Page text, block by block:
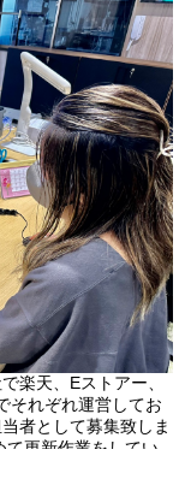
スが事前に流れま
さんへの引渡し）等
関わる接客に近いお
、特別な日のご注文
です。管理画面での
本的にありませんが
ます。
長く働ける環境で
的でオシャレな雰
フィスコンビニも
み希望を確認してシ
楽天、Eストアー、
それぞれ運営してお
者として募集致しま
更新作業をしてい